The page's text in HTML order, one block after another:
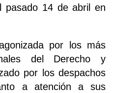
pasado 14 de abril en
por los más
del Derecho y
por los despachos
a atención a sus